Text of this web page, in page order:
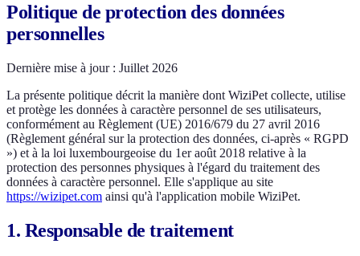
Politique de protection des données
personnelles
Dernière mise à jour : Juillet 2026
La présente politique décrit la manière dont WiziPet collecte, utilise
et protège les données à caractère personnel de ses utilisateurs,
conformément au Règlement (UE) 2016/679 du 27 avril 2016
(Règlement général sur la protection des données, ci-après « RGPD
») et à la loi luxembourgeoise du 1er août 2018 relative à la
protection des personnes physiques à l'égard du traitement des
données à caractère personnel. Elle s'applique au site
https://wizipet.com ainsi qu'à l'application mobile WiziPet.
1. Responsable de traitement